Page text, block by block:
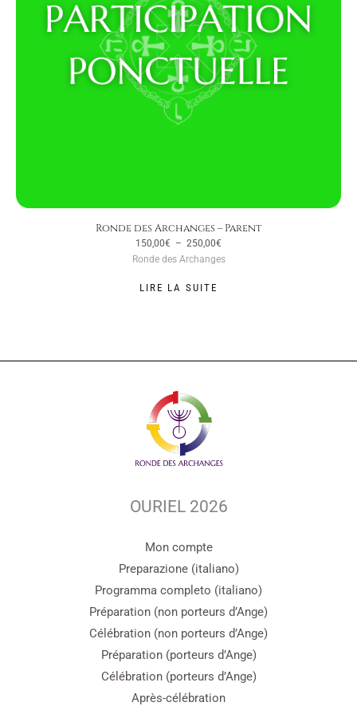
Ronde des Archanges – Parent
150,00€ – 250,00€
Ronde des Archanges
LIRE LA SUITE
OURIEL 2026
Mon compte
Preparazione (italiano)
Programma completo (italiano)
Préparation (non porteurs d’Ange)
Célébration (non porteurs d’Ange)
Préparation (porteurs d’Ange)
Célébration (porteurs d’Ange)
Après-célébration